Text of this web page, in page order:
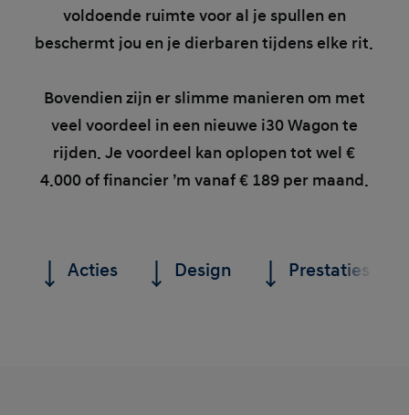
voldoende ruimte voor al je spullen en
beschermt jou en je dierbaren tijdens elke rit.
Bovendien zijn er slimme manieren om met
veel voordeel in een nieuwe i30 Wagon te
rijden. Je voordeel kan oplopen tot wel €
4.000 of financier ’m vanaf € 189 per maand.
Acties Design Prestaties